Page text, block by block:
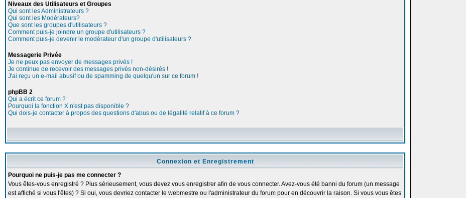
Niveaux des Utilisateurs et Groupes
Qui sont les Administrateurs ?
Qui sont les Modérateurs?
Que sont les groupes d'utilisateurs ?
Comment puis-je joindre un groupe d'utilisateurs ?
Comment puis-je devenir le modérateur d'un groupe d'utilisateurs ?
Messagerie Privée
Je ne peux pas envoyer de messages privés !
Je continue de recevoir des messages privés non-désirés !
J'ai reçu un e-mail abusif ou de spamming de quelqu'un sur ce forum !
phpBB 2
Qui a écrit ce forum ?
Pourquoi la fonction X n'est pas disponible ?
Qui dois-je contacter à propos des questions d'abus ou de légalité relatif à ce forum ?
Connexion et Enregistrement
Pourquoi ne puis-je pas me connecter ?
Vous êtes-vous enregistré ? Plus sérieusement, vous devez vous enregistrer afin de vous connecter. Avez-vous été banni du forum (un message
est affiché si vous l'êtes) ? Si oui, vous devriez contacter le webmestre ou l'administrateur du forum pour en découvrir la raison. Si vous vous êtes